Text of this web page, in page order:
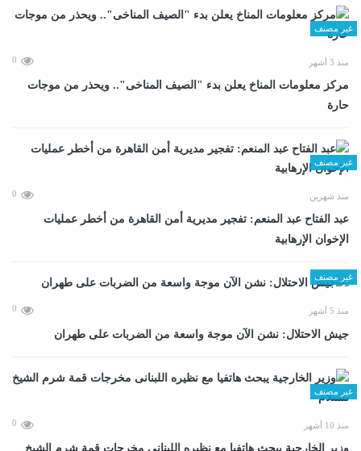
غير مصنف
منذ 3 أشهر 0
مركز معلومات المناخ يعلن بدء "الصيف المناخى".. ويحذر من موجات
حارة
غير مصنف
منذ شهرين 0
عبد الفتاح عبد المنعم: تفجير مديرية أمن القاهرة من أخطر عمليات
الإخوان الإرهابية
غير مصنف
منذ 5 أشهر 0
جيش الاحتلال: نشن الآن موجة واسعة من الضربات على طهران
غير مصنف
منذ 10 أشهر 0
وزير الخارجية يبحث هاتفيا مع نظيره اللبنانى مخرجات قمة شرم الشيخ